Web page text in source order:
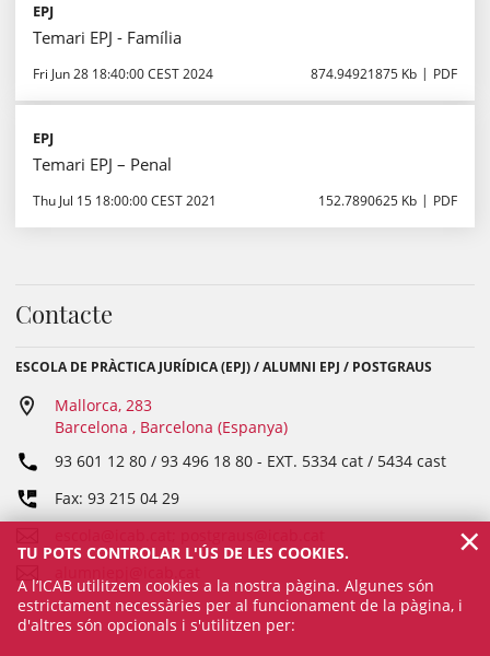
EPJ
Temari EPJ - Família
Fri Jun 28 18:40:00 CEST 2024 874.94921875 Kb PDF
EPJ
Temari EPJ – Penal
Thu Jul 15 18:00:00 CEST 2021 152.7890625 Kb PDF
Contacte
ESCOLA DE PRÀCTICA JURÍDICA (EPJ) / ALUMNI EPJ / POSTGRAUS
Mallorca, 283
Barcelona , Barcelona (Espanya)
93 601 12 80 / 93 496 18 80 - EXT. 5334 cat / 5434 cast
Fax: 93 215 04 29
TU POTS CONTROLAR L'ÚS DE LES COOKIES.
A l’ICAB utilitzem cookies a la nostra pàgina. Algunes són
estrictament necessàries per al funcionament de la pàgina, i
d'altres són opcionals i s'utilitzen per:
×